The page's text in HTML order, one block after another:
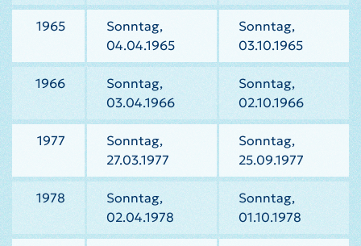
1965
Sonntag,
04.04.1965
Sonntag,
03.10.1965
1966
Sonntag,
03.04.1966
Sonntag,
02.10.1966
1977
Sonntag,
27.03.1977
Sonntag,
25.09.1977
1978
Sonntag,
02.04.1978
Sonntag,
01.10.1978